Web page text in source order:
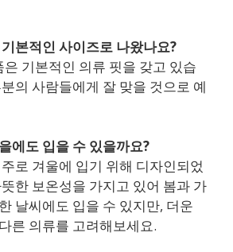
본적인 사이즈로 나왔나요?
은 기본적인 의류 핏을 갖고 있습
의 사람들에게 잘 맞을 것으로 예
에도 입을 수 있을까요?
로 겨울에 입기 위해 디자인되었
한 보온성을 가지고 있어 봄과 가
날씨에도 입을 수 있지만, 더운
른 의류를 고려해보세요.